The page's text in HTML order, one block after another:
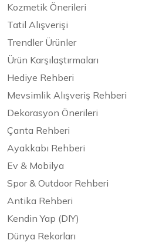
Kozmetik Önerileri
Tatil Alışverişi
Trendler Ürünler
Ürün Karşılaştırmaları
Hediye Rehberi
Mevsimlik Alışveriş Rehberi
Dekorasyon Önerileri
Çanta Rehberi
Ayakkabı Rehberi
Ev & Mobilya
Spor & Outdoor Rehberi
Antika Rehberi
Kendin Yap (DIY)
Dünya Rekorları